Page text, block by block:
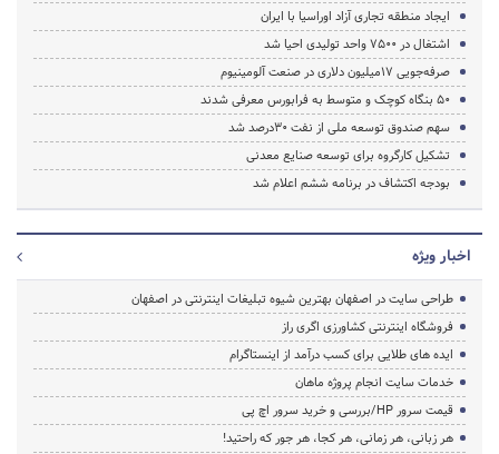
ایجاد منطقه تجاری آزاد اوراسیا با ایران
اشتغال در ۷۵۰۰ واحد تولیدی احیا شد
صرفه‌جویی ۱۷میلیون دلاری در صنعت آلومینیوم
50 بنگاه کوچک و متوسط به فرابورس معرفی شدند
سهم صندوق‌ توسعه ملی از نفت ۳۰درصد شد
تشکیل کارگروه برای توسعه صنایع معدنی
بودجه اکتشاف در برنامه ششم اعلام شد
اخبار ویژه
طراحی سایت در اصفهان بهترین شیوه تبلیغات اینترنتی در اصفهان
فروشگاه اینترنتی کشاورزی اگری راز
ایده های طلایی برای کسب درآمد از اینستاگرام
خدمات سایت انجام پروژه ماهان
قیمت سرور HP/بررسی و خرید سرور اچ پی
هر زبانی، هر زمانی، هر کجا، هر جور که راحتید!